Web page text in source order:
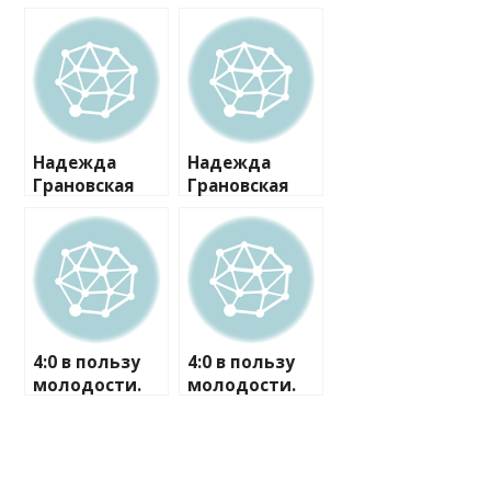
Надежда
Грановская
что мужчины
предлагают
ей свидания
за деньги
Надежда
Грановская
что мужчины
предлагают
ей свидания
за деньги
4:0 в пользу
молодости.
4:0 в пользу
молодости.